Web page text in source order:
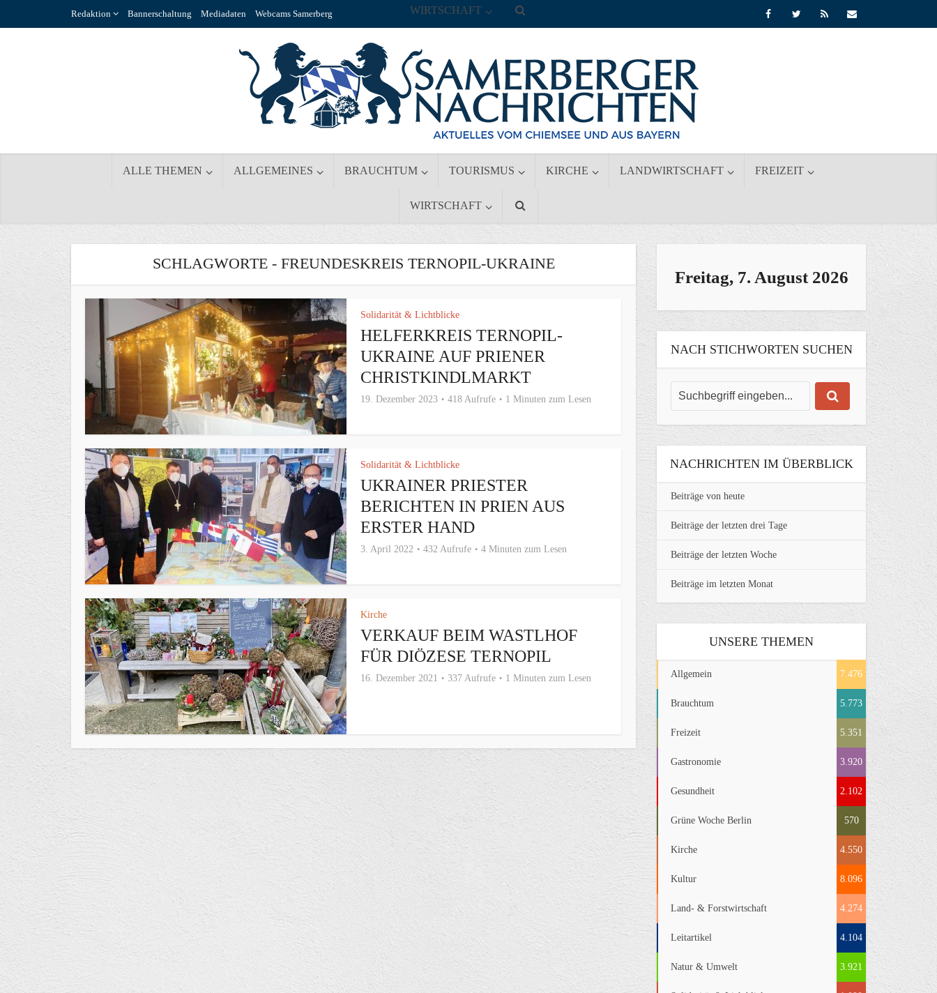
Redaktion Bannerschaltung Mediadaten Webcams Samerberg
ALLE THEMEN ALLGEMEINES BRAUCHTUM TOURISMUS KIRCHE LANDWIRTSCHAFT FREIZEIT
WIRTSCHAFT
WIRTSCHAFT
SCHLAGWORTE - FREUNDESKREIS TERNOPIL-UKRAINE
Solidarität & Lichtblicke
HELFERKREIS TERNOPIL-
UKRAINE AUF PRIENER
CHRISTKINDLMARKT
19. Dezember 2023 418 Aufrufe 1 Minuten zum Lesen
Solidarität & Lichtblicke
UKRAINER PRIESTER
BERICHTEN IN PRIEN AUS
ERSTER HAND
3. April 2022 432 Aufrufe 4 Minuten zum Lesen
Kirche
VERKAUF BEIM WASTLHOF
FÜR DIÖZESE TERNOPIL
16. Dezember 2021 337 Aufrufe 1 Minuten zum Lesen
Freitag, 7. August 2026
NACH STICHWORTEN SUCHEN
NACHRICHTEN IM ÜBERBLICK
Beiträge von heute
Beiträge der letzten drei Tage
Beiträge der letzten Woche
Beiträge im letzten Monat
UNSERE THEMEN
Allgemein 7.476
Brauchtum 5.773
Freizeit 5.351
Gastronomie 3.920
Gesundheit 2.102
Grüne Woche Berlin 570
Kirche 4.550
Kultur 8.096
Land- & Forstwirtschaft 4.274
Leitartikel 4.104
Natur & Umwelt 3.921